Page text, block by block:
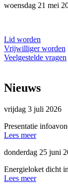
woensdag 21 mei
Lid worden
Vrijwilliger worden
Veelgestelde vragen
Nieuws
vrijdag 3 juli 2026
Presentatie
Lees meer
donderdag 25 juni
Energieloket dicht
Lees meer